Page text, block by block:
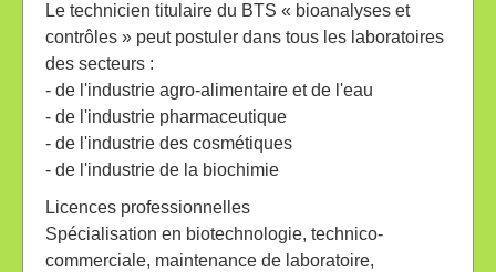
Le technicien titulaire du BTS « bioanalyses et
contrôles » peut postuler dans tous les laboratoires
des secteurs :
- de l'industrie agro-alimentaire et de l'eau
- de l'industrie pharmaceutique
- de l'industrie des cosmétiques
- de l'industrie de la biochimie
Licences professionnelles
Spécialisation en biotechnologie, technico-
commerciale, maintenance de laboratoire,